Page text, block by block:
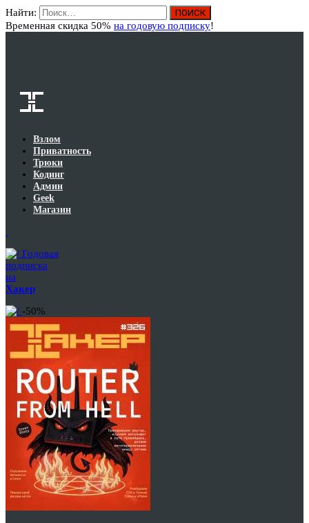
Найти:
Временная скидка 50% на годовую подписку!
Взлом
Приватность
Трюки
Кодинг
Админ
Geek
Магазин
Годовая
подписка
на
Хакер
-50%